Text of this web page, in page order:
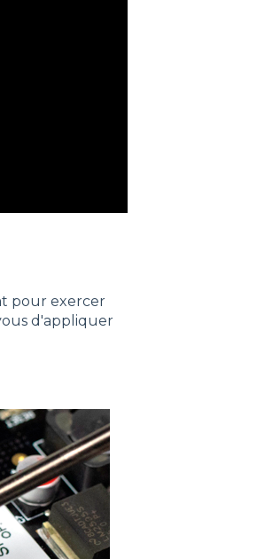
pour exercer
d'appliquer